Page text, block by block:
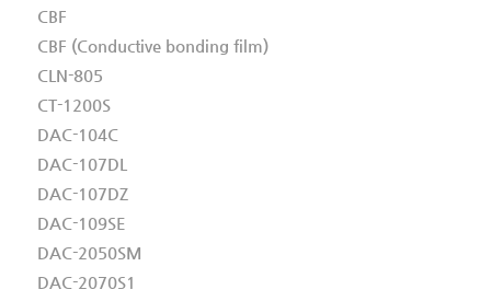
CBF
CBF (Conductive bonding film)
CLN-805
CT-1200S
DAC-104C
DAC-107DL
DAC-107DZ
DAC-109SE
DAC-2050SM
DAC-2070S1